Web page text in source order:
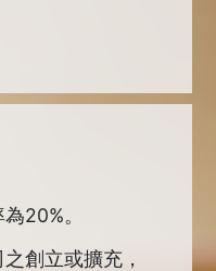
20%。
創立或擴充，